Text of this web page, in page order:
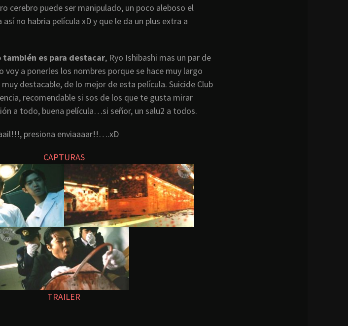
cerebro puede ser manipulado, un poco aleboso el
no habria película xD y que le da un plus extra a
es para destacar, Ryo Ishibashi mas un par de
voy a ponerles los nombres porque se hace muy largo
destacable, de lo mejor de esta película. Suicide Club
recomendable si sos de los que te gusta mirar
a todo, buena película…si señor, un salu2 a todos.
presiona enviaaaar!!….xD
CAPTURAS
TRAILER